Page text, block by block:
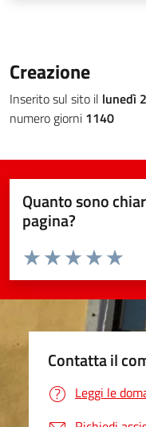
Creazione
Inserito sul sito il lunedì
numero giorni 1140
Quanto sono
pagina?
Valuta da 1 a 5 stelle la
Valuta
Valuta 4
Valuta 3 stelle
Valuta 2 stelle su 5
Valuta 1 stelle su 5
Contatta il
Leggi le